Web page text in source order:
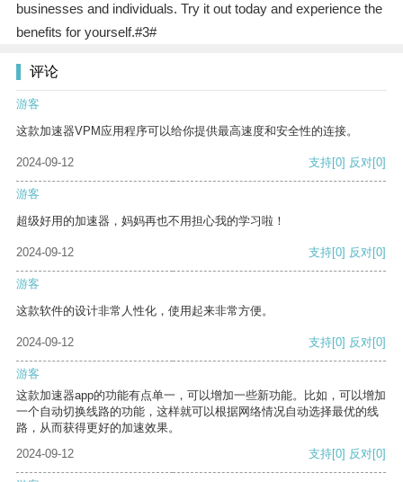
businesses and individuals. Try it out today and experience the
benefits for yourself.#3#
评论
游客
这款加速器VPM应用程序可以给你提供最高速度和安全性的连接。
2024-09-12 支持[0] 反对[0]
游客
超级好用的加速器，妈妈再也不用担心我的学习啦！
2024-09-12 支持[0] 反对[0]
游客
这款软件的设计非常人性化，使用起来非常方便。
2024-09-12 支持[0] 反对[0]
游客
这款加速器app的功能有点单一，可以增加一些新功能。比如，可以增加
一个自动切换线路的功能，这样就可以根据网络情况自动选择最优的线
路，从而获得更好的加速效果。
2024-09-12
支持[0] 反对[0]